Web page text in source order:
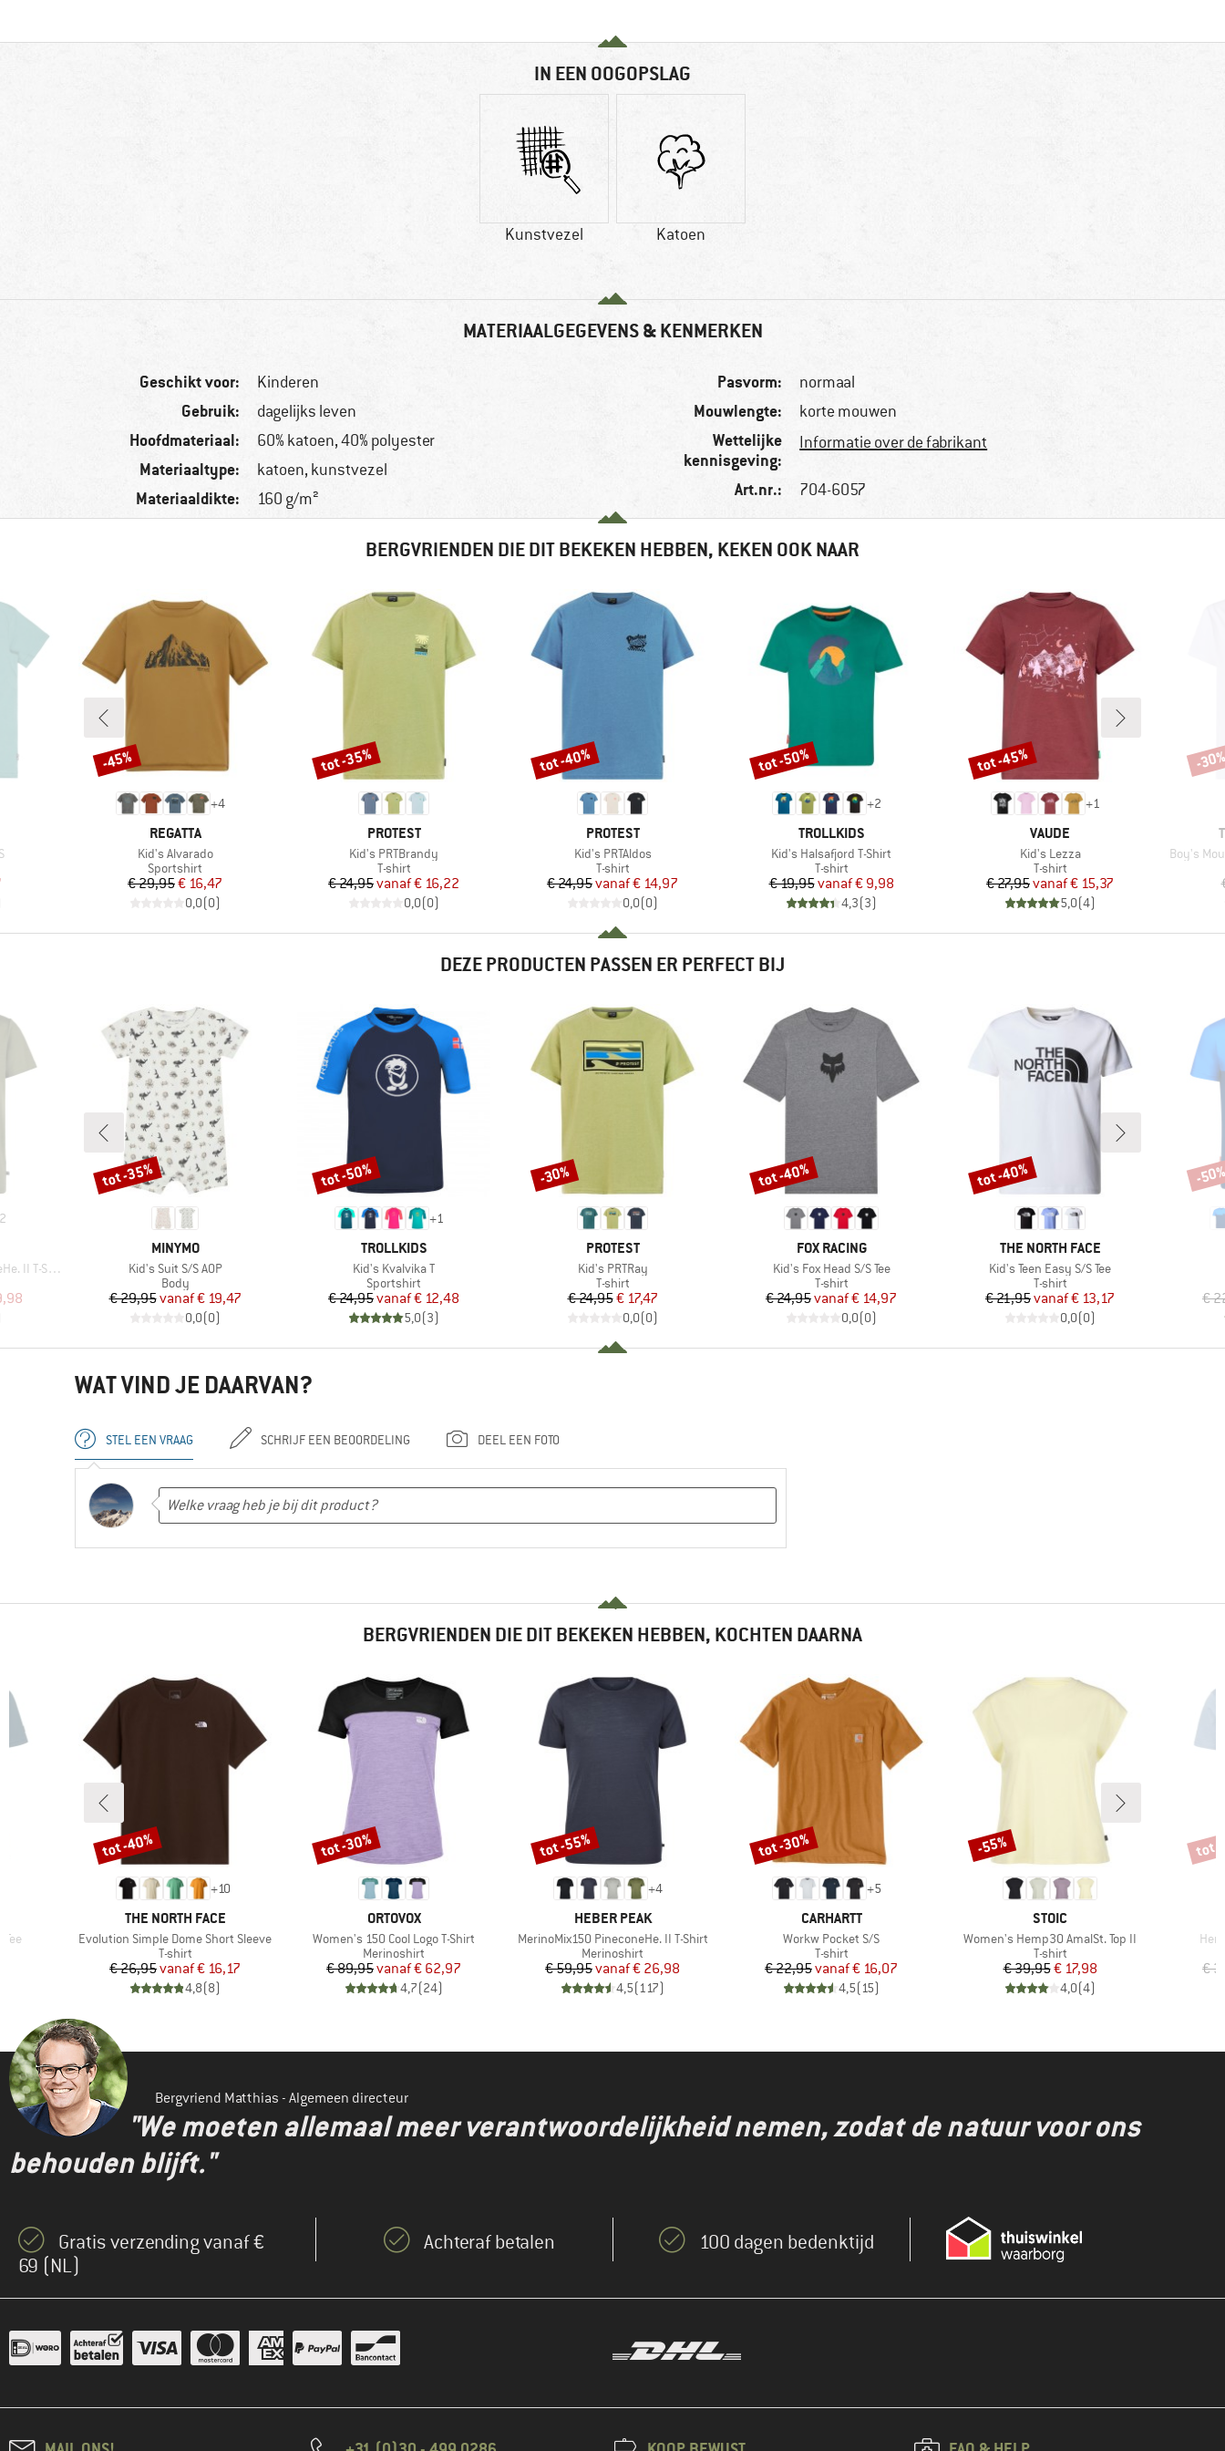
IN EEN OOGOPSLAG
Kunstvezel Katoen
MATERIAALGEGEVENS & KENMERKEN
Geschikt voor: Kinderen
Gebruik: dagelijks leven
Hoofdmateriaal: 60% katoen, 40% polyester
Materiaaltype: katoen, kunstvezel
Materiaaldikte: 160 g/m²
Pasvorm: normaal
Mouwlengte: korte mouwen
Wettelijke
kennisgeving:
Informatie over de fabrikant
Art.nr.: 704-6057
BERGVRIENDEN DIE DIT BEKEKEN HEBBEN, KEKEN OOK NAAR
prijs
+4
MERK
REGATTA
Artikel
Kid's Alvarado
Productgroep
Sportshirt
Prijs
€ 29,95Verlaagde prijs
€ 16,47
0,0(0)
Korting
-45%
MERK
PROTEST
Artikel
Kid's PRTBrandy
Productgroep
T-shirt
Prijs
€ 24,95 Verlaagde prijs
vanaf€ 16,22
0,0(0)
Korting
tot -35%
MERK
PROTEST
Artikel
Kid's PRTAldos
Productgroep
T-shirt
Prijs
€ 24,95 Verlaagde prijs
vanaf€ 14,97
0,0(0)
Korting
tot -40%
+2
MERK
TROLLKIDS
Artikel
Kid's Halsafjord T-Shirt
Productgroep
T-shirt
Prijs
€ 19,95 Verlaagde prijs
vanaf€ 9,98
4,3(3)
Korting
tot -50%
+1
MERK
VAUDE
Artikel
Kid's Lezza
Productgroep
T-shirt
Prijs
€ 27,95 Verlaagde prijs
vanaf€ 15,37
5,0(4)
Korting
tot -45%
Artikel
Boy's
-
DEZE PRODUCTEN PASSEN ER PERFECT BIJ
2
II T-Shirt
prijs
MERK
MINYMO
Artikel
Kid's Suit S/S AOP
Productgroep
Body
Prijs
€ 29,95 Verlaagde prijs
vanaf€ 19,47
0,0(0)
Korting
tot -35%
+1
MERK
TROLLKIDS
Artikel
Kid's Kvalvika T
Productgroep
Sportshirt
Prijs
€ 24,95 Verlaagde prijs
vanaf€ 12,48
5,0(3)
Korting
tot -50%
MERK
PROTEST
Artikel
Kid's PRTRay
Productgroep
T-shirt
Prijs
€ 24,95Verlaagde prijs
€ 17,47
0,0(0)
Korting
-30%
MERK
FOX RACING
Artikel
Kid's Fox Head S/S Tee
Productgroep
T-shirt
Prijs
€ 24,95 Verlaagde prijs
vanaf€ 14,97
0,0(0)
Korting
tot -40%
MERK
THE NORTH FACE
Artikel
Kid's Teen Easy S/S Tee
Productgroep
T-shirt
Prijs
€ 21,95 Verlaagde prijs
vanaf€ 13,17
0,0(0)
Korting
tot -40%
€
-
WAT VIND JE DAARVAN?
STEL EEN VRAAG SCHRIJF EEN BEOORDELING DEEL EEN FOTO
BERGVRIENDEN DIE DIT BEKEKEN HEBBEN, KOCHTEN DAARNA
+10
MERK
THE NORTH FACE
Artikel
Evolution Simple Dome Short Sleeve
Productgroep
T-shirt
Prijs
€ 26,95 Verlaagde prijs
vanaf€ 16,17
4,8(8)
Korting
tot -40%
MERK
ORTOVOX
Artikel
Women's 150 Cool Logo T-Shirt
Productgroep
Merinoshirt
Prijs
€ 89,95 Verlaagde prijs
vanaf€ 62,97
4,7(24)
Korting
tot -30%
+4
MERK
HEBER PEAK
Artikel
MerinoMix150 PineconeHe. II T-Shirt
Productgroep
Merinoshirt
Prijs
€ 59,95 Verlaagde prijs
vanaf€ 26,98
4,5(117)
Korting
tot -55%
+5
MERK
CARHARTT
Artikel
Workw Pocket S/S
Productgroep
T-shirt
Prijs
€ 22,95 Verlaagde prijs
vanaf€ 16,07
4,5(15)
Korting
tot -30%
MERK
STOIC
Artikel
Women's Hemp30 AmalSt. Top II
Productgroep
T-shirt
Prijs
€ 39,95Verlaagde prijs
€ 17,98
4,0(4)
Korting
-55%
€
tot
Bergvriend Matthias - Algemeen directeur
"We moeten allemaal meer verantwoordelijkheid nemen, zodat de natuur voor ons
behouden blijft."
Gratis verzending vanaf €
69 (NL)
Achteraf betalen 100 dagen bedenktijd